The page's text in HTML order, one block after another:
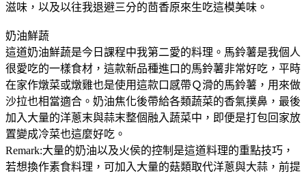
滋味，以及以往我退避三分的茴香原來生吃這模美味。
奶油鮮蔬
這道奶油鮮蔬是今日課程中我第二愛的料理。馬鈴薯是我個人
很愛吃的一樣食材，這款新品種進口的馬鈴薯非常好吃，平時
在家作燉菜或燉雞也是使用這款口感帶Ｑ滑的馬鈴薯，用來做
沙拉也相當適合。奶油焦化後帶給各類蔬菜的香氣撲鼻，最後
加入大量的洋蔥末與蒜末整個融入蔬菜中，即便是打包回家放
置變成冷菜也這麼好吃。
Remark:大量的奶油以及火侯的控制是這道料理的重點技巧，
若想換作素食料理，可加入大量的菇類取代洋蔥與大蒜，前提